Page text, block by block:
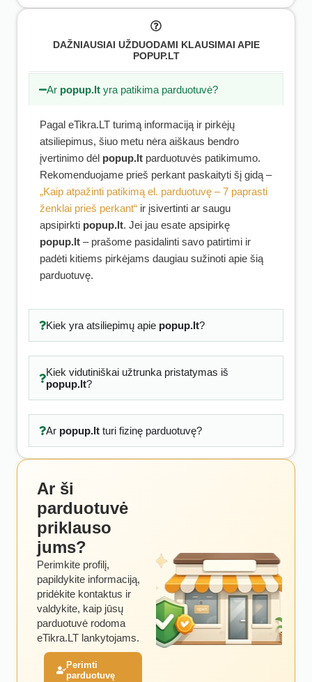
DAŽNIAUSIAI UŽDUODAMI KLAUSIMAI APIE
POPUP.LT
Ar popup.lt yra patikima parduotuvė?
Pagal eTikra.LT turimą informaciją ir pirkėjų
atsiliepimus, šiuo metu nėra aiškaus bendro
įvertinimo dėl popup.lt parduotuvės patikimumo.
Rekomenduojame prieš perkant paskaityti šį gidą –
„Kaip atpažinti patikimą el. parduotuvę – 7 paprasti
ženklai prieš perkant“ ir įsivertinti ar saugu
apsipirkti popup.lt. Jei jau esate apsipirkę
popup.lt – prašome pasidalinti savo patirtimi ir
padėti kitiems pirkėjams daugiau sužinoti apie šią
parduotuvę.
Kiek yra atsiliepimų apie popup.lt?
Kiek vidutiniškai užtrunka pristatymas iš
popup.lt?
Ar popup.ltturi fizinę parduotuvę?
Ar ši
parduotuvė
priklauso
jums?
Perimkite profilį,
papildykite informaciją,
pridėkite kontaktus ir
valdykite, kaip jūsų
parduotuvė rodoma
eTikra.LT lankytojams.
Perimti
parduotuvę